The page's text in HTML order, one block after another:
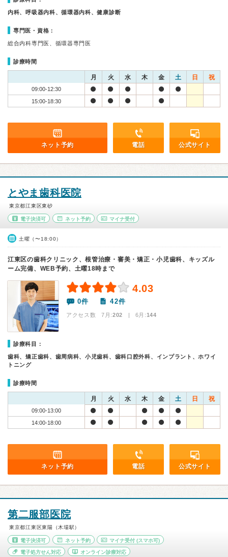
内科、呼吸器内科、循環器内科、健康診断
専門医・資格：
総合内科専門医、循環器専門医
診療時間
月 火 水 木 金 土 日 祝
09:00-12:30
15:00-18:30
ネット予約 電話 公式サイト
とやま歯科医院
東京都江東区東砂
電子決済可 ネット予約 マイナ受付
土曜（〜18:00）
江東区の歯科クリニック、根管治療・審美・矯正・小児歯科、キッズル
ーム完備、WEB予約、土曜18時まで
4.03
0件 42件
アクセス数 7月:202 | 6月:144
診療科目：
歯科、矯正歯科、歯周病科、小児歯科、歯科口腔外科、インプラント、ホワイ
トニング
診療時間
月 火 水 木 金 土 日 祝
09:00-13:00
14:00-18:00
ネット予約 電話 公式サイト
第二服部医院
東京都江東区東陽（木場駅）
電子決済可 ネット予約 マイナ受付 (スマホ可)
電子処方せん対応 オンライン診療対応